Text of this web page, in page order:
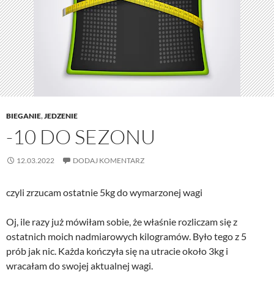
BIEGANIE,JEDZENIE
-10 DO SEZONU
12.03.2022 DODAJ KOMENTARZ
czyli zrzucam ostatnie 5kg do wymarzonej wagi
Oj, ile razy już mówiłam sobie, że właśnie rozliczam się z
ostatnich moich nadmiarowych kilogramów. Było tego z 5
prób jak nic. Każda kończyła się na utracie około 3kg i
wracałam do swojej aktualnej wagi.